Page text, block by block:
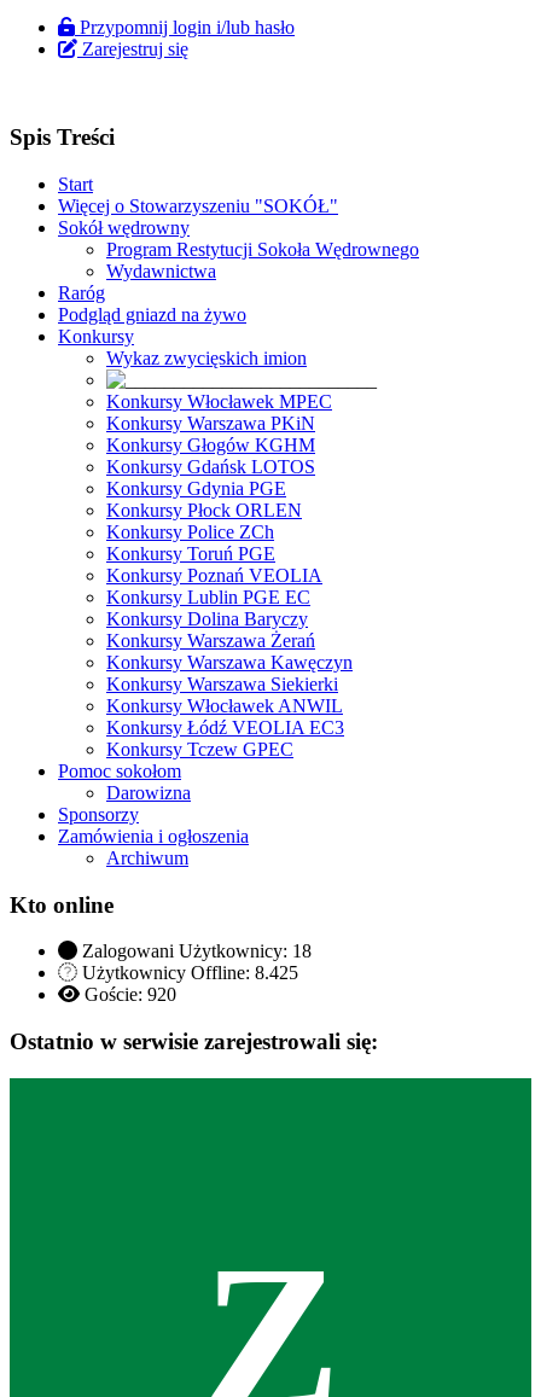
Przypomnij login i/lub hasło
Zarejestruj się
Spis Treści
Start
Więcej o Stowarzyszeniu "SOKÓŁ"
Sokół wędrowny
Program Restytucji Sokoła Wędrownego
Wydawnictwa
Raróg
Podgląd gniazd na żywo
Konkursy
Wykaz zwycięskich imion
Konkursy Włocławek MPEC
Konkursy Warszawa PKiN
Konkursy Głogów KGHM
Konkursy Gdańsk LOTOS
Konkursy Gdynia PGE
Konkursy Płock ORLEN
Konkursy Police ZCh
Konkursy Toruń PGE
Konkursy Poznań VEOLIA
Konkursy Lublin PGE EC
Konkursy Dolina Baryczy
Konkursy Warszawa Żerań
Konkursy Warszawa Kawęczyn
Konkursy Warszawa Siekierki
Konkursy Włocławek ANWIL
Konkursy Łódź VEOLIA EC3
Konkursy Tczew GPEC
Pomoc sokołom
Darowizna
Sponsorzy
Zamówienia i ogłoszenia
Archiwum
Kto online
Zalogowani Użytkownicy: 18
Użytkownicy Offline: 8.425
Goście: 920
Ostatnio w serwisie zarejestrowali się:
Z